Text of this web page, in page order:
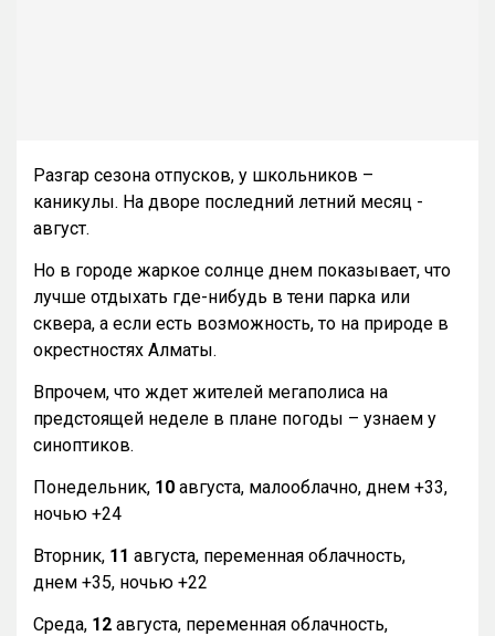
Разгар сезона отпусков, у школьников –
каникулы. На дворе последний летний месяц -
август.
Но в городе жаркое солнце днем показывает, что
лучше отдыхать где-нибудь в тени парка или
сквера, а если есть возможность, то на природе в
окрестностях Алматы.
Впрочем, что ждет жителей мегаполиса на
предстоящей неделе в плане погоды – узнаем у
синоптиков.
Понедельник, 10 августа, малооблачно, днем +33,
ночью +24
Вторник, 11 августа, переменная облачность,
днем +35, ночью +22
Среда, 12 августа, переменная облачность,